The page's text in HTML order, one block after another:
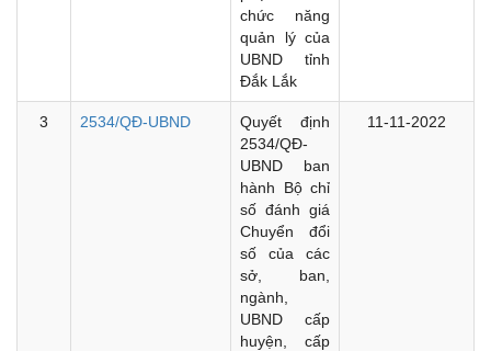
chức năng
quản lý của
UBND tỉnh
Đắk Lắk
3 2534/QĐ-UBND
Quyết định
2534/QĐ-
UBND ban
hành Bộ chỉ
số đánh giá
Chuyển đổi
số của các
sở, ban,
ngành,
UBND cấp
huyện, cấp
11-11-2022